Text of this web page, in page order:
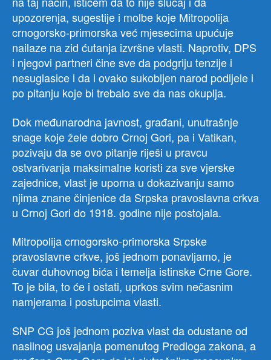
upozorenja, sugestije i molbe koje Mitropolija
crnogorsko-primorska već mjesecima upućuje
nailaze na zid ćutanja izvršne vlasti. Naprotiv, DPS
i njegovi partneri čine sve da podgriju tenzije i
nesuglasice i da i ovako sukobljen narod podijele i
po pitanju koje bi trebalo sve da nas okuplja.
Dok međunarodna javnost, građani, unutrašnje
snage koje žele dobro Crnoj Gori, pa i Vatikan,
pozivaju da se ovo pitanje riješi u pravcu
ostvarivanja maksimalne koristi za sve vjerske
zajednice, vlast je uporna u dokazivanju samo
njima znane činjenice da Srpska pravoslavna crkva
u Crnoj Gori do 1918. godine nije postojala.
Mitropolija crnogorsko-primorska Srpske
pravoslavne crkve, još jednom ponavljamo, je
čuvar duhovnog bića i temelja istinske Crne Gore.
To je bila, to će i ostati, uprkos svim nečasnim
namjerama i postupcima vlasti.
SNP CG još jednom poziva vlast da odustane od
nasilnog usvajanja pomenutog Predloga zakona, a